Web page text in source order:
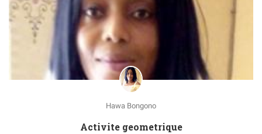
Hawa Bongono
Activite geometrique